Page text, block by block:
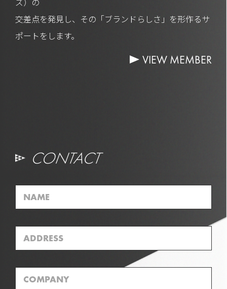
交差点を発見し、その「ブランドらしさ」を形作るサ
ポートをします。
VIEW MEMBER
CONTACT